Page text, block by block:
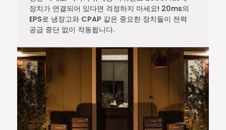
장치가 연결되어 있다면 걱정하지 마세요! 20ms의
EPS로 냉장고와 CPAP 같은 중요한 장치들이 전력
공급 중단 없이 작동됩니다.